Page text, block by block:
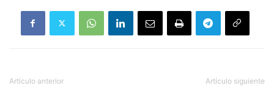
Artículo anterior Artículo siguiente